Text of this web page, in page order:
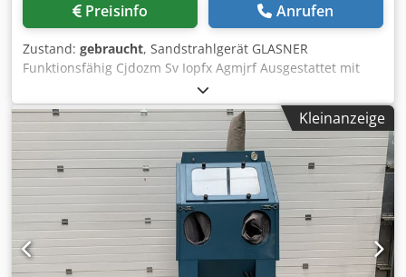
Preisinfo Anrufen
Zustand: gebraucht, Sandstrahlgerät GLASNER
Funktionsfähig Cjdozm Sv Iopfx Agmjrf Ausgestattet mit
einem Filter Spannung: 380 V Innenmaße: Breite 590 mm x
Tiefe 470 mm x Höhe 400 mm Breite: 1000 mm Tiefe: 1500
mm Gesamthöhe: 1800 mm Gewicht: ca. 400 kgKleinanzeige